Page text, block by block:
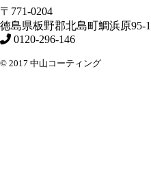
〒771-0204
徳島県板野郡北島町鯛浜原95-1
0120-296-146
© 2017 中山コーティング